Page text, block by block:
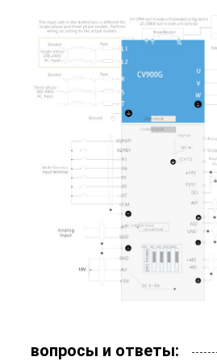
вопросы и ответы: